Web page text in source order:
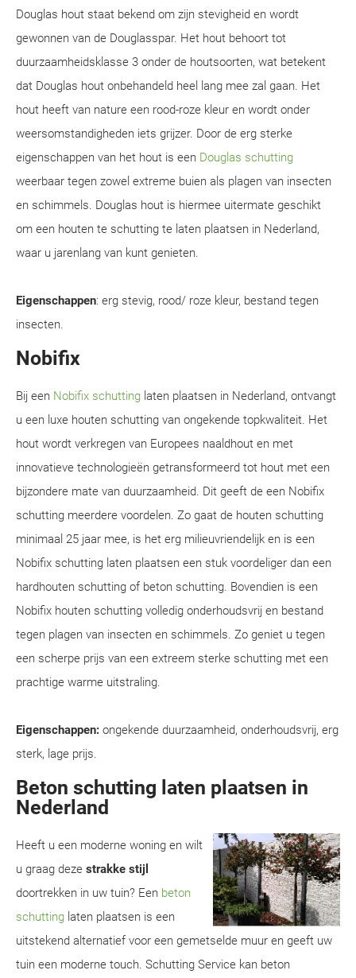
Douglas hout staat bekend om zijn stevigheid en wordt
gewonnen van de Douglasspar. Het hout behoort tot
duurzaamheidsklasse 3 onder de houtsoorten, wat betekent
dat Douglas hout onbehandeld heel lang mee zal gaan. Het
hout heeft van nature een rood-roze kleur en wordt onder
weersomstandigheden iets grijzer. Door de erg sterke
eigenschappen van het hout is een Douglas schutting
weerbaar tegen zowel extreme buien als plagen van insecten
en schimmels. Douglas hout is hiermee uitermate geschikt
om een houten te schutting te laten plaatsen in Nederland,
waar u jarenlang van kunt genieten.
Eigenschappen: erg stevig, rood/ roze kleur, bestand tegen
insecten.
Nobifix
Bij een Nobifix schutting laten plaatsen in Nederland, ontvangt
u een luxe houten schutting van ongekende topkwaliteit. Het
hout wordt verkregen van Europees naaldhout en met
innovatieve technologieën getransformeerd tot hout met een
bijzondere mate van duurzaamheid. Dit geeft de een Nobifix
schutting meerdere voordelen. Zo gaat de houten schutting
minimaal 25 jaar mee, is het erg milieuvriendelijk en is een
Nobifix schutting laten plaatsen een stuk voordeliger dan een
hardhouten schutting of beton schutting. Bovendien is een
Nobifix houten schutting volledig onderhoudsvrij en bestand
tegen plagen van insecten en schimmels. Zo geniet u tegen
een scherpe prijs van een extreem sterke schutting met een
prachtige warme uitstraling.
Eigenschappen: ongekende duurzaamheid, onderhoudsvrij, erg
sterk, lage prijs.
Beton schutting laten plaatsen in
Nederland
Heeft u een moderne woning en wilt
u graag deze strakke stijl
doortrekken in uw tuin? Een beton
schutting laten plaatsen is een
uitstekend alternatief voor een gemetselde muur en geeft uw
tuin een moderne touch. Schutting Service kan beton